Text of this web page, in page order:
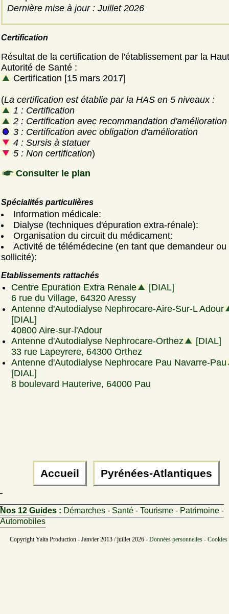
Dernière mise à jour : Juillet 2026
Certification
Résultat de la certification de l'établissement par la
Autorité de Santé :
Certification [15 mars 2017]
(La certification est établie par la HAS en 5 niveaux :
1 : Certification
2 : Certification avec recommandation d'amélioration
3 : Certification avec obligation d'amélioration
4 : Sursis à statuer
5 : Non certification)
Consulter le plan
Spécialités particulières
Information médicale:
Dialyse (techniques d'épuration extra-rénale):
Organisation du circuit du médicament:
Activité de télémédecine (en tant que demandeur ou
sollicité):
Etablissements rattachés
Centre Epuration Extra Renale
[DIAL]
6 rue du Village, 64320 Aressy
Antenne d'Autodialyse Nephrocare-Aire-Sur-L Adour
[DIAL]
40800 Aire-sur-l'Adour
Antenne d'Autodialyse Nephrocare-Orthez
[DIAL]
33 rue Lapeyrere, 64300 Orthez
Antenne d'Autodialyse Nephrocare Pau Navarre-Pau
[DIAL]
8 boulevard Hauterive, 64000 Pau
Accueil Pyrénées-Atlantiques
Nos 12 Guides : Démarches - Santé - Tourisme - Patrimoine -
Automobiles
Copyright Yalta Production - Janvier 2013 / juillet 2026 - Données personnelles -